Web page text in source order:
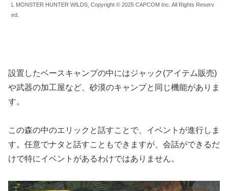
L MONSTER HUNTER WILDS, Copyright © 2025 CAPCOM Inc. All Rights Reserv
ed.
設置したベースキャンプの中にはジャック(アイテム販売)
や武器の加工屋など、砂漠のキャンプと同じ機能がありま
す。
この森の中のエリックと話すことで、イベントが進行しま
す。任意でナタと話すこともできますが、会話ができるだ
けで特にイベントがあるわけではありません。